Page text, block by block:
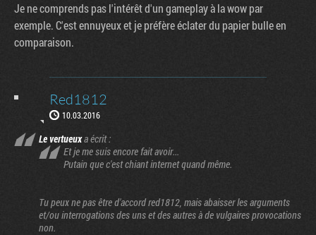
Je ne comprends pas l'intérêt d'un gameplay à la wow par
exemple. C'est ennuyeux et je préfère éclater du papier bulle en
comparaison.
Red1812
10.03.2016
Le vertueuxa écrit :
Et je me suis encore fait avoir...
Putain que c'est chiant internet quand même.
Tu peux ne pas être d'accord red1812, mais abaisser les arguments
et/ou interrogations des uns et des autres à de vulgaires provocations
non.